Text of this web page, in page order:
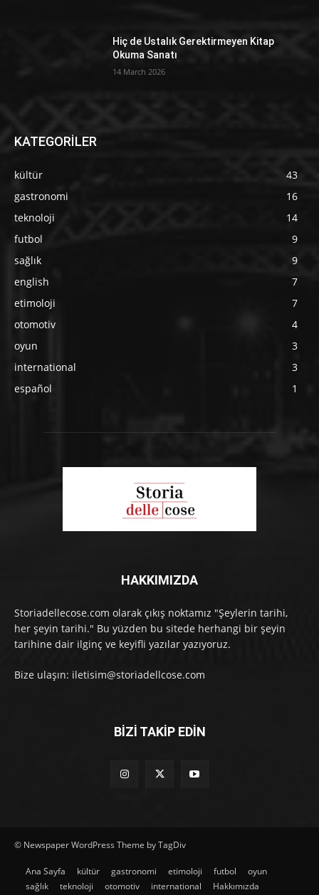
Hiç de Ustalık Gerektirmeyen Kitap
Okuma Sanatı
14 March 2026
KATEGORİLER
kültür
43
gastronomi
16
teknoloji
14
futbol
9
sağlık
9
english
7
etimoloji
7
otomotiv
4
oyun
3
international
3
español
1
HAKKIMIZDA
Storiadellecose.com olarak çıkış noktamız "Şeylerin tarihi,
her şeyin tarihi." Bu yüzden bu sitede herhangi bir şeyin
tarihine dair ilginç ve keyifli yazılar yazıyoruz.
Bize ulaşın: iletisim@storiadellcose.com
BİZİ TAKİP EDİN
© Newspaper WordPress Theme by TagDiv
Ana Sayfa kültür gastronomi etimoloji futbol
oyun
sağlık
teknoloji otomotiv international Hakkımızda